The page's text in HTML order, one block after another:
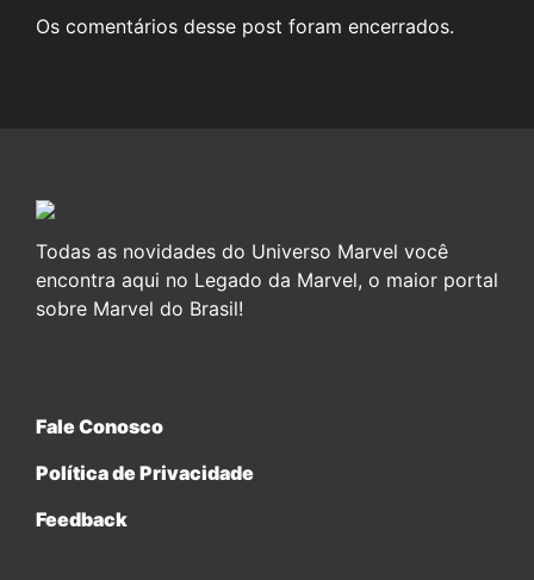
Os comentários desse post foram encerrados.
Todas as novidades do Universo Marvel você
encontra aqui no Legado da Marvel, o maior portal
sobre Marvel do Brasil!
Fale Conosco
Política de Privacidade
Feedback